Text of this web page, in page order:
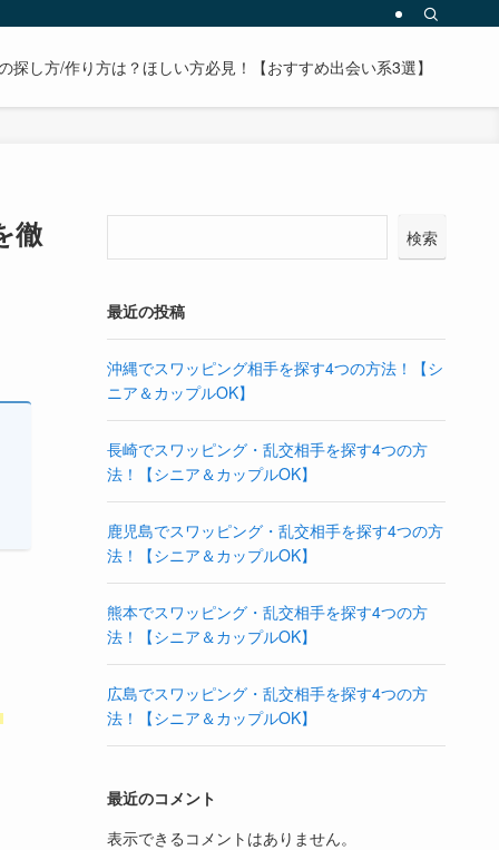
探し方/作り方は？ほしい方必見！【おすすめ出会い系3選】
徹 検索
最近の投稿
沖縄でスワッピング相手を探す4つの方法！【シ
ニア＆カップルOK】
長崎でスワッピング・乱交相手を探す4つの方
法！【シニア＆カップルOK】
鹿児島でスワッピング・乱交相手を探す4つの方
法！【シニア＆カップルOK】
熊本でスワッピング・乱交相手を探す4つの方
法！【シニア＆カップルOK】
広島でスワッピング・乱交相手を探す4つの方
法！【シニア＆カップルOK】
最近のコメント
表示できるコメントはありません。